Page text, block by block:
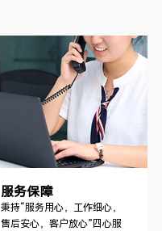
服务保障
秉持“服务用心，工作细心，
售后安心，客户放心”四心服